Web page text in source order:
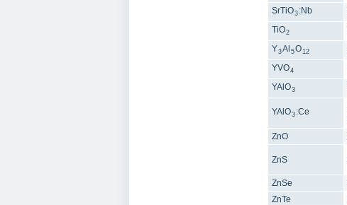
SrTiO3 :Nb
TiO2
Y3Al 5O 12
YVO4
YAlO3
YAlO3 :Ce
ZnO
ZnS
ZnSe
ZnTe